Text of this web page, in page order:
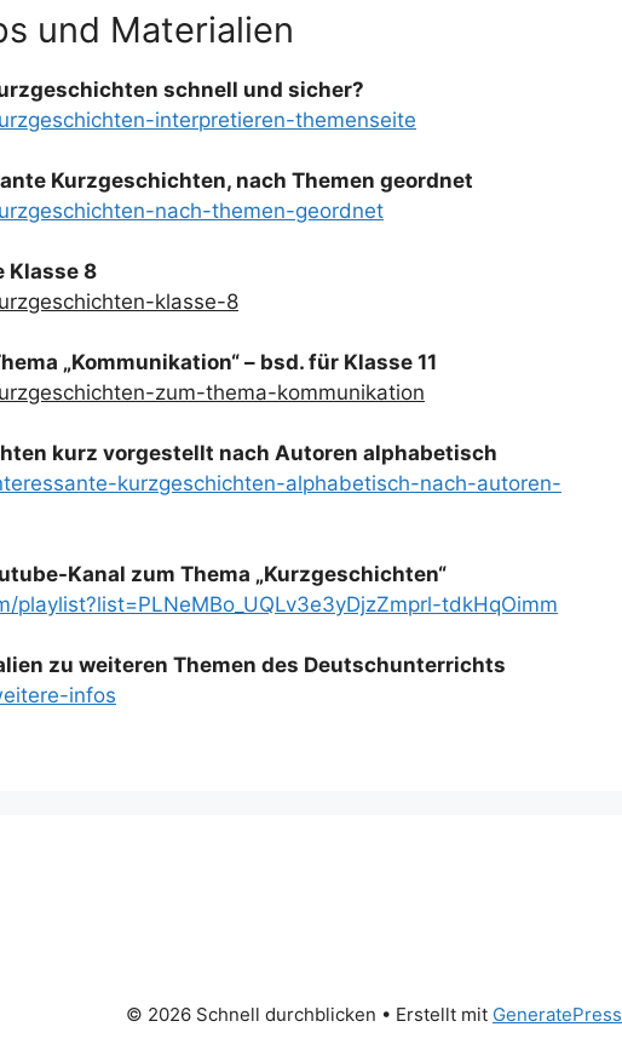
und Materialien
schnell und sicher?
interpretieren-themenseite
Kurzgeschichten, nach Themen geordnet
nach-themen-geordnet
Klasse 8
klasse-8
„Kommunikation“ – bsd. für Klasse 11
zum-thema-kommunikation
kurz vorgestellt nach Autoren alphabetisch
kurzgeschichten-alphabetisch-nach-autoren-
Kanal zum Thema „Kurzgeschichten“
playlist?list=PLNeMBo_UQLv3e3yDjzZmprl-tdkHqOimm
zu weiteren Themen des Deutschunterrichts
infos
© 2026 Schnell durchblicken • Erstellt mit GeneratePress